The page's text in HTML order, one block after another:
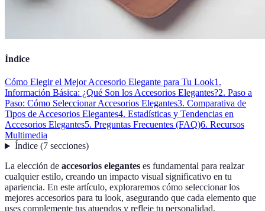
Índice
Cómo Elegir el Mejor Accesorio Elegante para Tu Look1.
Información Básica: ¿Qué Son los Accesorios Elegantes?2. Paso a
Paso: Cómo Seleccionar Accesorios Elegantes3. Comparativa de
Tipos de Accesorios Elegantes4. Estadísticas y Tendencias en
Accesorios Elegantes5. Preguntas Frecuentes (FAQ)6. Recursos
Multimedia
Índice(7 secciones)
La elección de accesorios elegantes es fundamental para realzar
cualquier estilo, creando un impacto visual significativo en tu
apariencia. En este artículo, exploraremos cómo seleccionar los
mejores accesorios para tu look, asegurando que cada elemento que
uses complemente tus atuendos y refleje tu personalidad.